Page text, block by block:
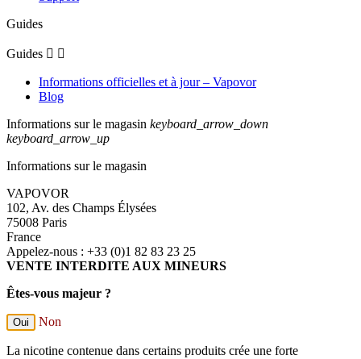
Guides
Guides  
Informations officielles et à jour – Vapovor
Blog
Informations sur le magasin keyboard_arrow_down
keyboard_arrow_up
Informations sur le magasin
VAPOVOR
102, Av. des Champs Élysées
75008 Paris
France
Appelez-nous : +33 (0)1 82 83 23 25
VENTE INTERDITE AUX MINEURS
Êtes-vous majeur ?
Oui Non
La nicotine contenue dans certains produits crée une forte